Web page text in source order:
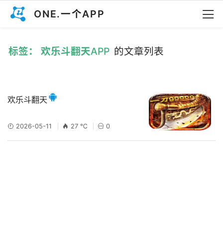
ONE.一个APP
标签： 欢乐斗翻天APP 的文章列表
欢乐斗翻天
2026-05-11 27 ℃ 0